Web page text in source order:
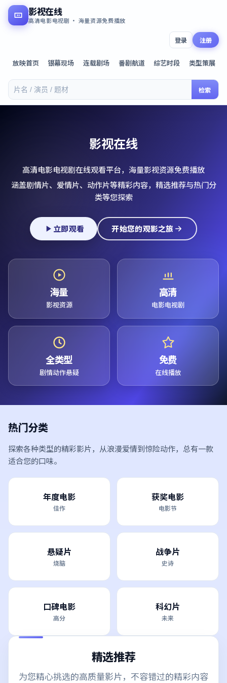
影视在线
高清电影电视剧 · 海量资源免费播放
放映首页 银幕现场 连载剧场 番剧航道 综艺时段 类型策展
检索
登录 注册
影视在线
高清电影电视剧在线观看平台，海量影视资源免费播放
涵盖剧情片、爱情片、动作片等精彩内容，精选推荐与热门分
类等您探索
立即观看 开始您的观影之旅
海量
影视资源
高清
电影电视剧
全类型
剧情动作悬疑
免费
在线播放
热门分类
探索各种类型的精彩影片，从浪漫爱情到惊险动作，总有一款
适合您的口味。
年度电影
佳作
获奖电影
电影节
悬疑片
烧脑
战争片
史诗
口碑电影
高分
科幻片
未来
精选推荐
为您精心挑选的高质量影片，不容错过的精彩内容